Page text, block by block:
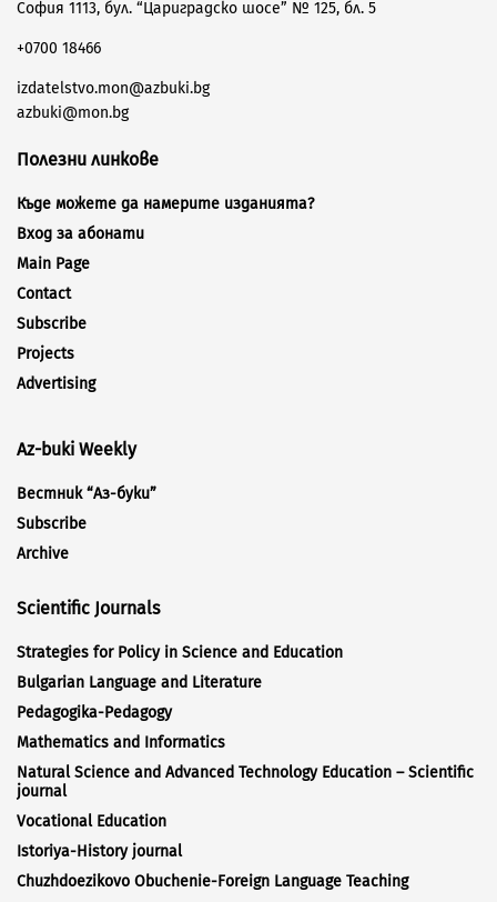
София 1113, бул. “Цариградско шосе” № 125, бл. 5
+0700 18466
izdatelstvo.mon@azbuki.bg
azbuki@mon.bg
Полезни линкове
Къде можете да намерите изданията?
Вход за абонати
Main Page
Contact
Subscribe
Projects
Advertising
Az-buki Weekly
Вестник “Аз-буки”
Subscribe
Archive
Scientific Journals
Strategies for Policy in Science and Education
Bulgarian Language and Literature
Pedagogika-Pedagogy
Mathematics and Informatics
Natural Science and Advanced Technology Education – Scientific
journal
Vocational Education
Istoriya-History journal
Chuzhdoezikovo Obuchenie-Foreign Language Teaching